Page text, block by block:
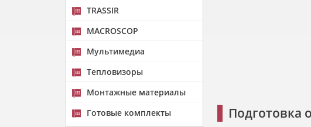
TRASSIR
MACROSCOP
Мультимедиа
Тепловизоры
Монтажные материалы
Готовые комплекты
Подготовка